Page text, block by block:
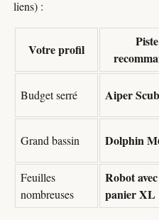
liens) :
Votre profil
Piste
Budget serré Aiper
Grand bassin Dolphin
Feuilles
nombreuses
Robot avec
panier XL